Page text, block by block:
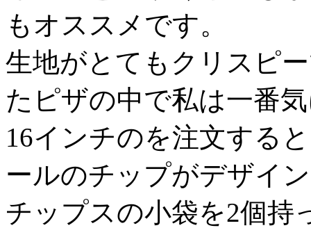
もオススメです。
生地がとてもクリスピ
たピザの中で私は一番
16インチのを注文する
ールのチップがデザイ
チップスの小袋を2個持